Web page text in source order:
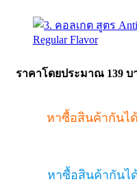
ราคาโดยประมาณ 139
หาซื้อสินค้ากันได้
หาซื้อสินค้ากันได้